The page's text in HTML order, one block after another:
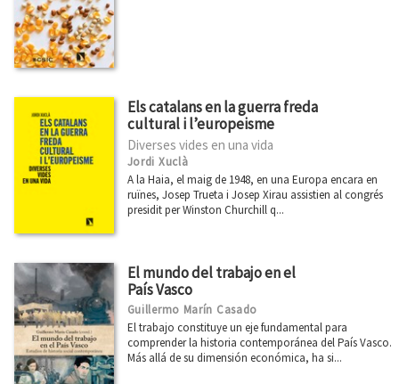
Els catalans en la guerra freda
cultural i l’europeisme
Diverses vides en una vida
Jordi Xuclà
A la Haia, el maig de 1948, en una Europa encara en
ruïnes, Josep Trueta i Josep Xirau assistien al congrés
presidit per Winston Churchill q...
El mundo del trabajo en el
País Vasco
Guillermo Marín Casado
El trabajo constituye un eje fundamental para
comprender la historia contemporánea del País Vasco.
Más allá de su dimensión económica, ha si...